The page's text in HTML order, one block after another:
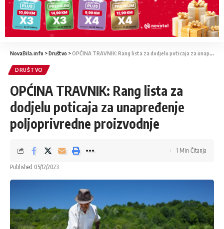
NovaBila.info >Društvo >OPĆINA TRAVNIK: Rang lista za dodjelu poticaja za unapređenje poljoprivredne proizvodnje
DRUŠTVO
OPĆINA TRAVNIK: Rang lista za
dodjelu poticaja za unapređenje
poljoprivredne proizvodnje
Published 05/12/2023
1 Min Čitanja